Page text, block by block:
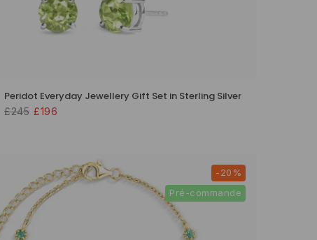
Peridot Everyday Jewellery Gift Set in Sterling Silver
£245 £196
-20%
Pré-commande